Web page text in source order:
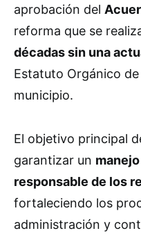
aprobación del
reforma que se
décadas sin una
Estatuto Orgánico
municipio.
El objetivo principal
garantizar un
responsable de los
fortaleciendo los
administración y